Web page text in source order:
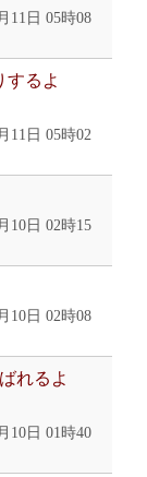
11日 05時08
するよ
11日 05時02
10日 02時15
10日 02時08
れるよ
10日 01時40